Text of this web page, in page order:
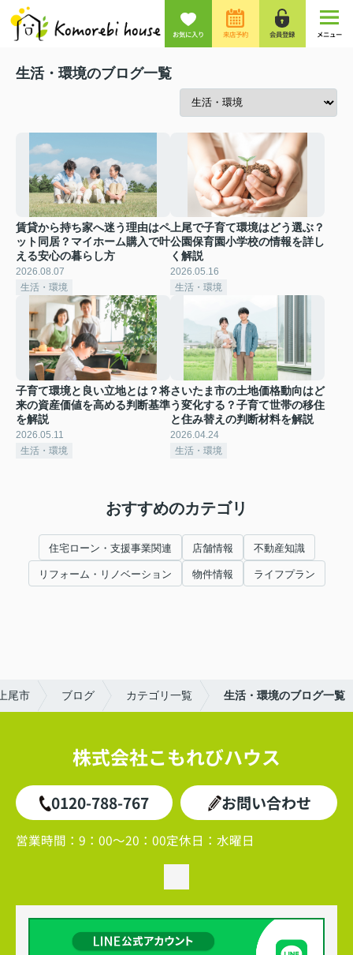
お気に入り 来店予約 会員登録 メニュー
生活・環境のブログ一覧
賃貸から持ち家へ迷う理由はペ
ット同居？マイホーム購入で叶
える安心の暮らし方
2026.08.07
生活・環境
上尾で子育て環境はどう選ぶ？
公園保育園小学校の情報を詳し
く解説
2026.05.16
生活・環境
子育て環境と良い立地とは？将
来の資産価値を高める判断基準
を解説
2026.05.11
生活・環境
さいたま市の土地価格動向はど
う変化する？子育て世帯の移住
と住み替えの判断材料を解説
2026.04.24
生活・環境
おすすめのカテゴリ
住宅ローン・支援事業関連 店舗情報 不動産知識
リフォーム・リノベーション 物件情報 ライフプラン
尾市 ブログ カテゴリ一覧 生活・環境のブログ一覧
株式会社こもれびハウス
0120-788-767 お問い合わせ
営業時間： 9：00～20：00定休日： 水曜日